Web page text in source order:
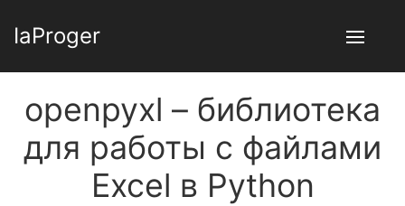
IaProger
openpyxl – библиотека
для работы с файлами
Excel в Python